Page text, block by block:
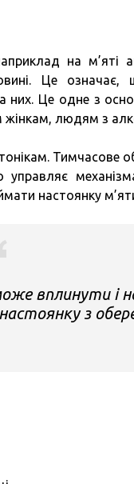
на м’яті
Це
них. Це одне з
жінкам, людям з
Тимчасове
настоянку
вплинути і
з